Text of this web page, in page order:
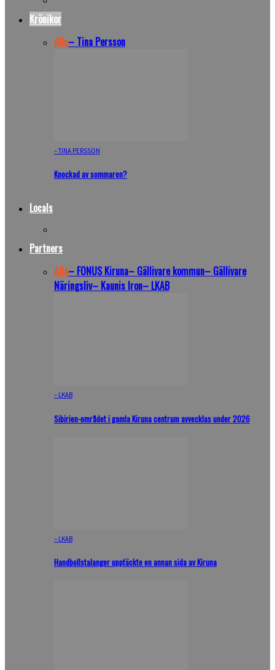
Krönikor
Alla– Tina Persson
– TINA PERSSON
Knockad av sommaren?
Locals
Partners
Alla– FONUS Kiruna– Gällivare kommun– Gällivare
Näringsliv– Kaunis Iron– LKAB
– LKAB
Sibirien-området i gamla Kiruna centrum avvecklas under 2026
– LKAB
Handbollstalanger upptäckte en annan sida av Kiruna